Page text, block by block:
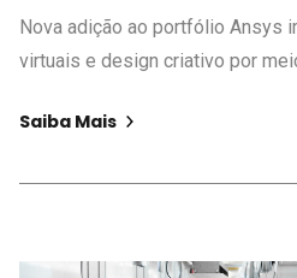
Nova adição ao portfólio Ansys
virtuais e design criativo por
Saiba Mais